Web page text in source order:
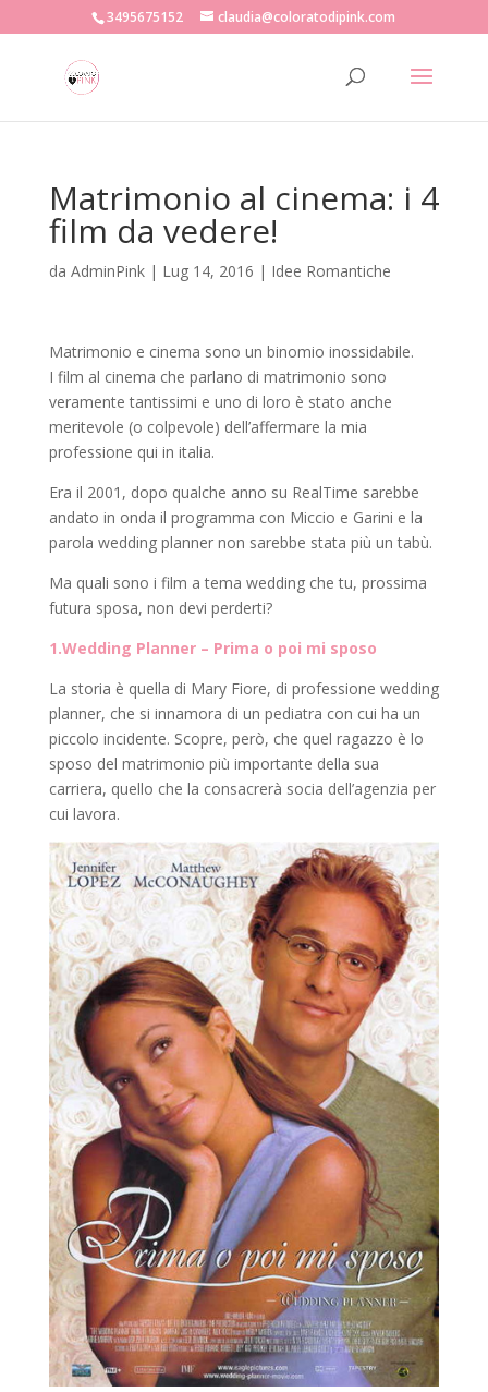
3495675152 claudia@coloratodipink.com
Matrimonio al cinema: i 4
film da vedere!
da AdminPink| Lug 14, 2016 | Idee Romantiche
Matrimonio e cinema sono un binomio inossidabile.
I film al cinema che parlano di matrimonio sono
veramente tantissimi e uno di loro è stato anche
meritevole (o colpevole) dell’affermare la mia
professione qui in italia.
Era il 2001, dopo qualche anno su RealTime sarebbe
andato in onda il programma con Miccio e Garini e la
parola wedding planner non sarebbe stata più un tabù.
Ma quali sono i film a tema wedding che tu, prossima
futura sposa, non devi perderti?
1.Wedding Planner – Prima o poi mi sposo
La storia è quella di Mary Fiore, di professione wedding
planner, che si innamora di un pediatra con cui ha un
piccolo incidente. Scopre, però, che quel ragazzo è lo
sposo del matrimonio più importante della sua
carriera, quello che la consacrerà socia dell’agenzia per
cui lavora.